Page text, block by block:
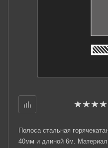
Полоса стальная
40мм и длиной 6м. Материал